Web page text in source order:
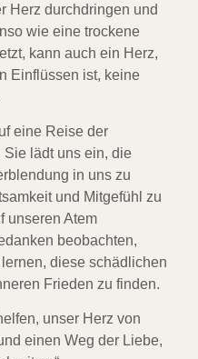
Herz durchdringen und
wie eine trockene
kann auch ein Herz,
Einflüssen ist, keine
eine Reise der
lädt uns ein, die
in uns zu
und Mitgefühl zu
unseren Atem
beobachten,
diese schädlichen
Frieden zu finden.
unser Herz von
einen Weg der Liebe,